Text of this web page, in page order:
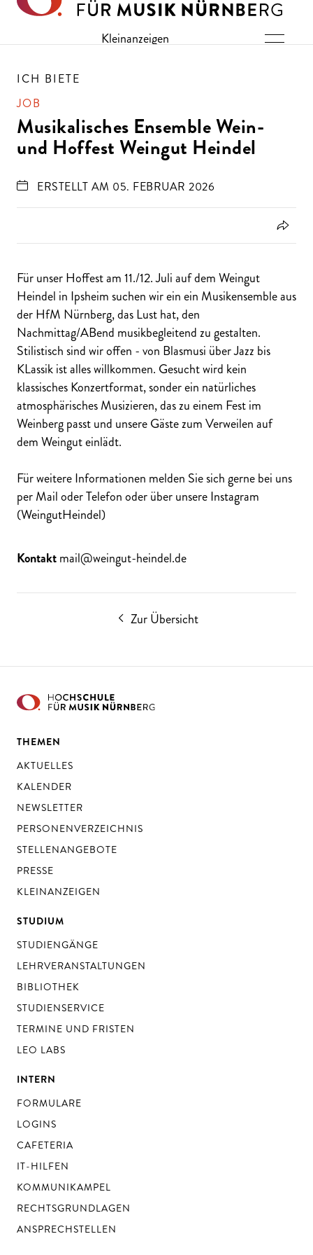
Direkt zu den Inhalten springen
Kleinanzeigen
ICH BIETE
JOB
Musikalisches Ensemble Wein-
und Hoffest Weingut Heindel
ERSTELLT AM 05. FEBRUAR 2026
Für unser Hoffest am 11./12. Juli auf dem Weingut
Heindel in Ipsheim suchen wir ein ein Musikensemble aus
der HfM Nürnberg, das Lust hat, den
Nachmittag/ABend musikbegleitend zu gestalten.
Stilistisch sind wir offen - von Blasmusi über Jazz bis
KLassik ist alles willkommen. Gesucht wird kein
klassisches Konzertformat, sonder ein natürliches
atmosphärisches Musizieren, das zu einem Fest im
Weinberg passt und unsere Gäste zum Verweilen auf
dem Weingut einlädt.
Für weitere Informationen melden Sie sich gerne bei uns
per Mail oder Telefon oder über unsere Instagram
(WeingutHeindel)
Kontaktmail@weingut-heindel.de
Zur Übersicht
THEMEN
AKTUELLES
KALENDER
NEWSLETTER
PERSONENVERZEICHNIS
STELLENANGEBOTE
PRESSE
KLEINANZEIGEN
STUDIUM
STUDIENGÄNGE
LEHRVERANSTALTUNGEN
BIBLIOTHEK
STUDIENSERVICE
TERMINE UND FRISTEN
LEO LABS
INTERN
FORMULARE
LOGINS
CAFETERIA
IT-HILFEN
KOMMUNIKAMPEL
RECHTSGRUNDLAGEN
ANSPRECHSTELLEN